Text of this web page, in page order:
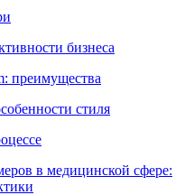
бизнеса
преимущества
стиля
в медицинской сфере: